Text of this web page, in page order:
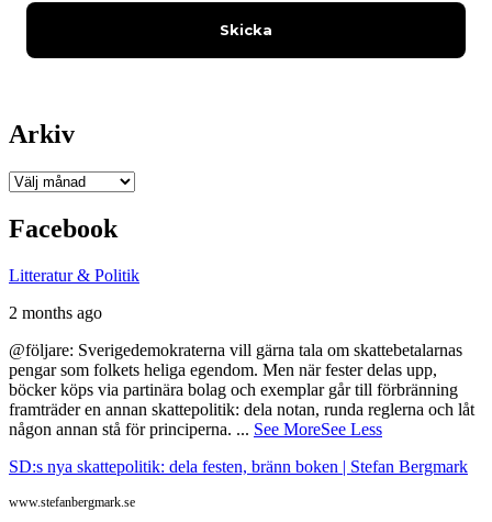
Arkiv
Arkiv
Facebook
Litteratur & Politik
2 months ago
@följare: Sverigedemokraterna vill gärna tala om skattebetalarnas
pengar som folkets heliga egendom. Men när fester delas upp,
böcker köps via partinära bolag och exemplar går till förbränning
framträder en annan skattepolitik: dela notan, runda reglerna och låt
någon annan stå för principerna. ... See MoreSee Less
SD:s nya skattepolitik: dela festen, bränn boken | Stefan Bergmark
www.stefanbergmark.se